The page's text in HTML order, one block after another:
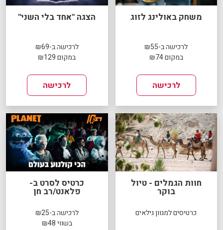
משחק באולינג לזוג
לרכישה ב-₪55
במקום ₪74
לרכישה
הצגה "אחד בלי השני"
לרכישה ב-₪69
במקום ₪129
לרכישה
חוות הגמלים - טיול
בוקר
כרטיסים למגוון גילאים
כרטיס לסרט ב-
פלאנט/רב חן
לרכישה ב-₪25
בשווי ₪48